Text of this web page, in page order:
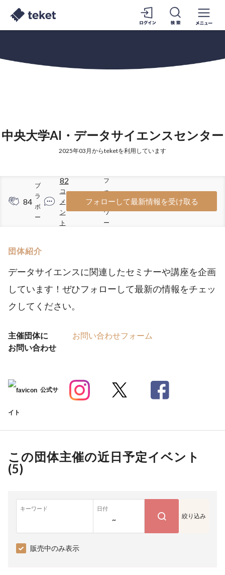
中央大学AI・データサイエンスセンター
2025年03月からteketを利用しています
84
ブ
ラ
ボ
ー
82
コ
メ
ン
ト
409
フ
ォ
ロ
ワ
ー
フォローして最新情報を受け取る
団体紹介
データサイエンスに関連したセミナーや講座を企画
しています！ぜひフォローして最新の情報をチェッ
クしてください。
主催団体に
お問い合わせ
お問い合わせフォーム
公式サ
イト
この団体主催の近日予定イベント
(5)
キーワード 日付
~ 絞り込み
販売中のみ表示